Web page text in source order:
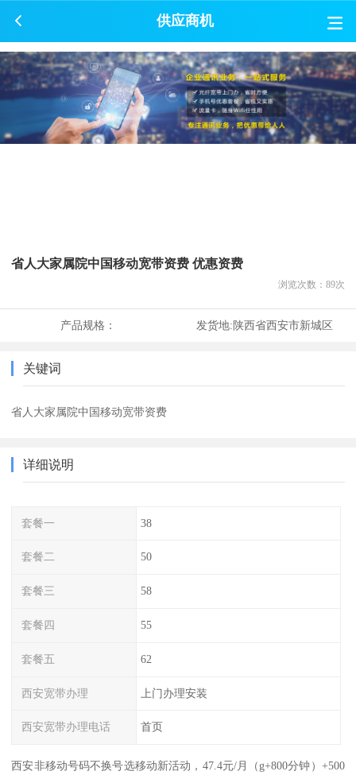
供应商机
省人大家属院中国移动宽带资费 优惠资费
浏览次数： 89次
产品规格： 发货地:陕西省西安市新城区
关键词
省人大家属院中国移动宽带资费
详细说明
套餐一 38
套餐二 50
套餐三 58
套餐四 55
套餐五 62
西安宽带办理 上门办理安装
西安宽带办理电话 首页
西安非移动号码不换号选移动新活动，47.4元/月（g+800分钟）+500